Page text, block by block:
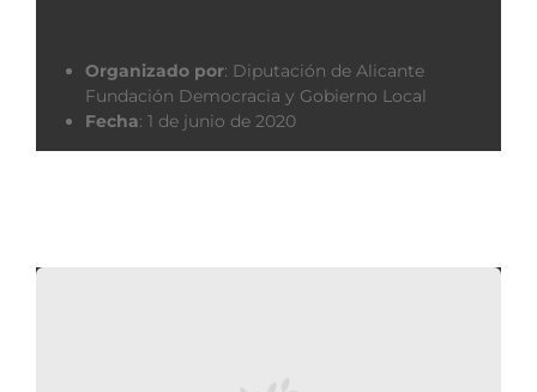
Organizado por: Diputación de Alicante
Fundación Democracia y Gobierno Local
Fecha: 1 de junio de 2020